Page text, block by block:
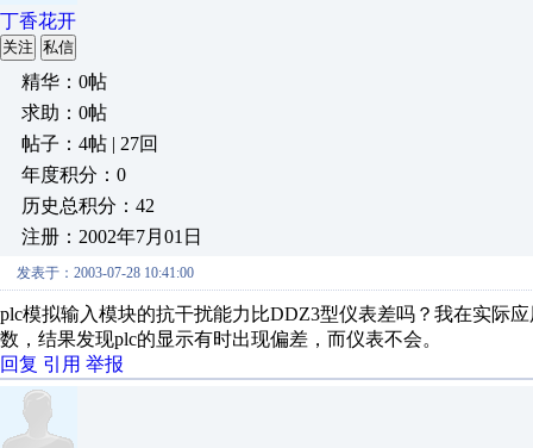
丁香花开
关注 私信
精华：0帖
求助：0帖
帖子：4帖 | 27回
年度积分：0
历史总积分：42
注册：2002年7月01日
发表于：2003-07-28 10:41:00
plc模拟输入模块的抗干扰能力比DDZ3型仪表差吗？我在实际
数，结果发现plc的显示有时出现偏差，而仪表不会。
回复 引用 举报